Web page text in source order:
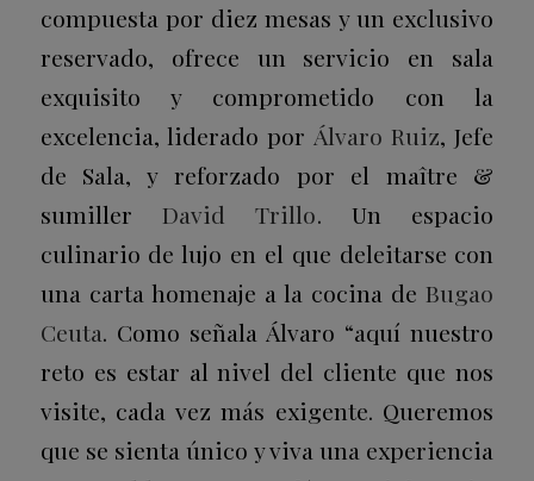
compuesta por diez mesas y un exclusivo
reservado, ofrece un servicio en sala
exquisito y comprometido con la
excelencia, liderado porÁlvaro Ruiz, Jefe
de Sala, y reforzado por el maître &
sumiller David Trillo. Un espacio
culinario de lujo en el que deleitarse con
una carta homenaje a la cocina de Bugao
Ceuta. Como señala Álvaro “aquí nuestro
reto es estar al nivel del cliente que nos
visite, cada vez más exigente. Queremos
que se sienta único y viva una experiencia